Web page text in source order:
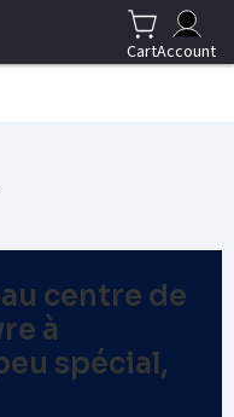
CartAccount
centre de
à
spécial,